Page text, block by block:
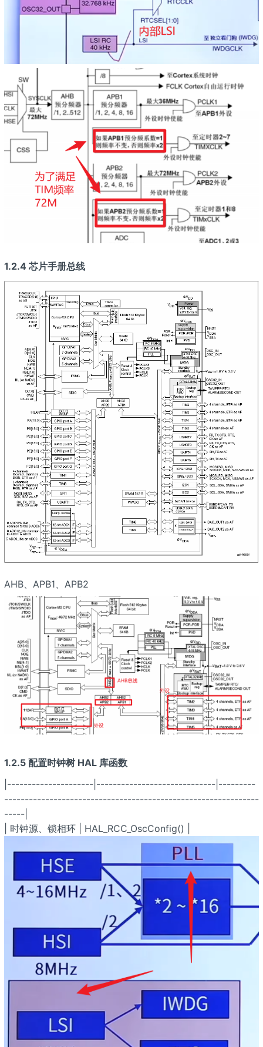
1.2.4 芯片手册总线
AHB、APB1、APB2
1.2.5 配置时钟树 HAL 库函数
|---------------------|-----------------------------|---------
--------------------------------------------------------------
-----|
| 时钟源、锁相环 | HAL_RCC_OscConfig() |